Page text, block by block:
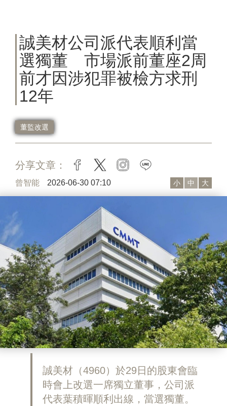
誠美材公司派代表順利當
選獨董 市場派前董座2周
前才因涉犯罪被檢方求刑
12年
董監改選
分享文章： facebook
twitter instagram
曾智能 2026-06-30 07:10 小 中 大
誠美材（4960）於29日的股東會臨
時會上改選一席獨立董事，公司派
代表葉積暉順利出線，當選獨董。